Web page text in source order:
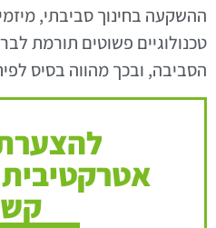
ההשקעה בחינוך סביבתי,
טכנולוגיים פשוטים תורמת
הסביבה, ובכך מהווה בסיס
אטרקטיבית